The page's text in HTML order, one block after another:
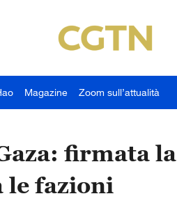
Magazine Zoom sull’attualità
firmata la
le fazioni